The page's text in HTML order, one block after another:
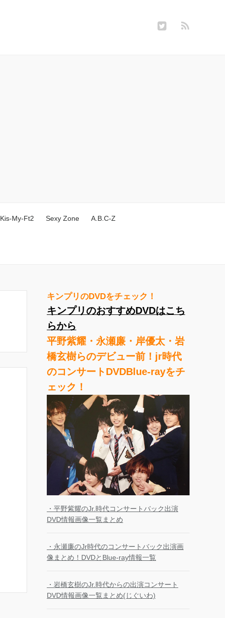
Kis-My-Ft2 Sexy Zone A.B.C-Z
キンプリのDVDをチェック！
キンプリのおすすめDVDはこち
らから
平野紫耀・永瀬廉・岸優太・岩
橋玄樹らのデビュー前！jr時代
のコンサートDVDBlue-rayをチ
ェック！
・平野紫耀のJr.時代コンサートバック出演
DVD情報画像一覧まとめ
・永瀬廉のJr時代のコンサートバック出演画
像まとめ！DVDとBlue-ray情報一覧
・岩橋玄樹のJr.時代からの出演コンサート
DVD情報画像一覧まとめ(じぐいわ)